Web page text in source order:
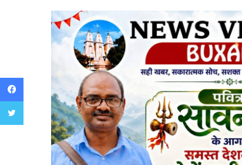
Facebook